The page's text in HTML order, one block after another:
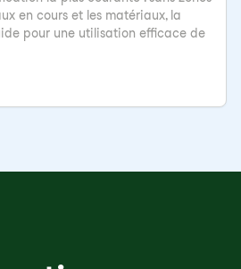
en cours et les matériaux, la
pour une utilisation efficace de